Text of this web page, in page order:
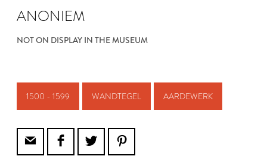
ANONIEM
NOT ON DISPLAY IN THE MUSEUM
1500 - 1599 WANDTEGEL AARDEWERK